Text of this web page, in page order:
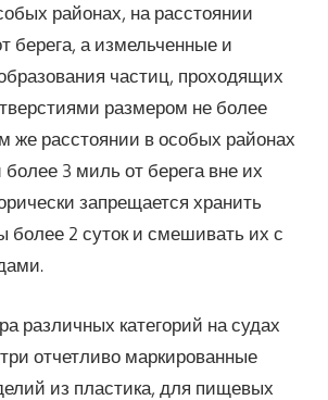
районах, на расстоянии
берега, а измельченные и
частиц, проходящих
размером не более
же расстоянии в особых районах
более 3 миль от берега вне их
запрещается хранить
более 2 суток и смешивать их с
различных категорий на судах
отчетливо маркированные
из пластика, для пищевых